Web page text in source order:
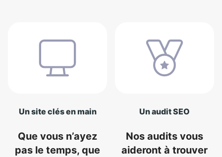
Un site clés en main
Que vous n’ayez
pas le temps, que
Un audit SEO
Nos audits vous
aideront à trouver